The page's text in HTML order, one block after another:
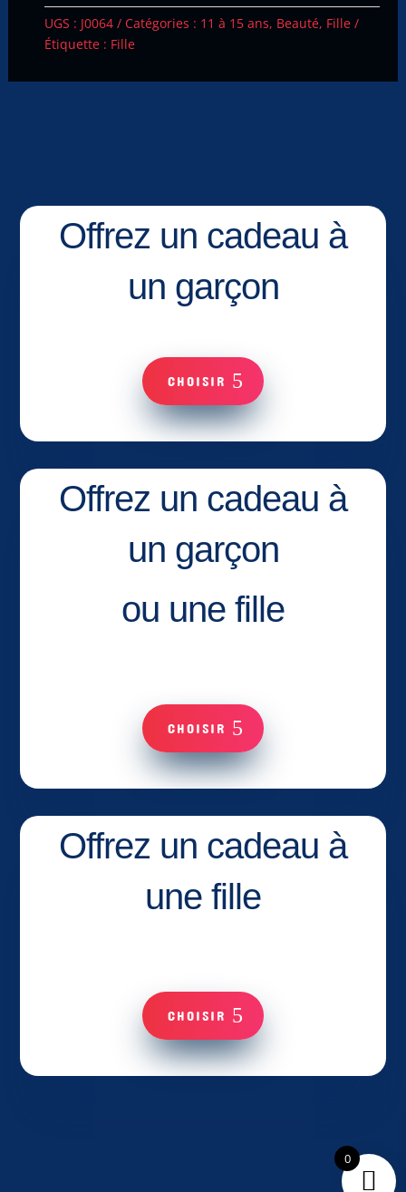
UGS : J0064 Catégories : 11 à 15 ans, Beauté, Fille
Étiquette : Fille
Offrez un cadeau à
un garçon
CHOISIR
Offrez un cadeau à
un garçon
ou une fille
CHOISIR
Offrez un cadeau à
une fille
CHOISIR
0